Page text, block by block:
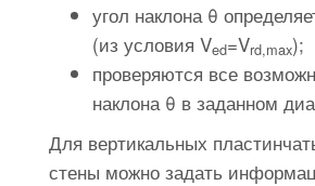
угол наклона θ
(из условия Ved=Vrd,max);
проверяются все
наклона θ в заданном
Для вертикальных
стены можно задать